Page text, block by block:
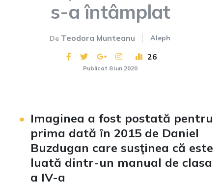
s-a întâmplat
De Teodora Munteanu Aleph
26
Publicat 8 iun 2020
Imaginea a fost postată pentru
prima dată în 2015 de Daniel
Buzdugan care susţinea că este
luată dintr-un manual de clasa
a IV-a